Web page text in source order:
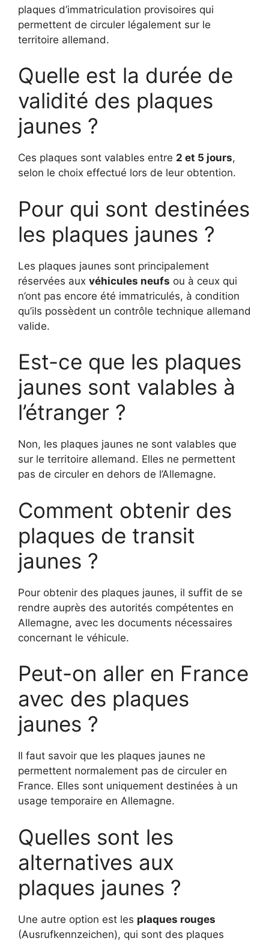
plaques d’immatriculation provisoires qui
permettent de circuler légalement sur le
territoire allemand.
Quelle est la durée de
validité des plaques
jaunes ?
Ces plaques sont valables entre 2 et 5 jours,
selon le choix effectué lors de leur obtention.
Pour qui sont destinées
les plaques jaunes ?
Les plaques jaunes sont principalement
réservées aux véhicules neufs ou à ceux qui
n’ont pas encore été immatriculés, à condition
qu’ils possèdent un contrôle technique allemand
valide.
Est-ce que les plaques
jaunes sont valables à
l’étranger ?
Non, les plaques jaunes ne sont valables que
sur le territoire allemand. Elles ne permettent
pas de circuler en dehors de l’Allemagne.
Comment obtenir des
plaques de transit
jaunes ?
Pour obtenir des plaques jaunes, il suffit de se
rendre auprès des autorités compétentes en
Allemagne, avec les documents nécessaires
concernant le véhicule.
Peut-on aller en France
avec des plaques
jaunes ?
Il faut savoir que les plaques jaunes ne
permettent normalement pas de circuler en
France. Elles sont uniquement destinées à un
usage temporaire en Allemagne.
Quelles sont les
alternatives aux
plaques jaunes ?
Une autre option est les plaques rouges
(Ausrufkennzeichen), qui sont des plaques